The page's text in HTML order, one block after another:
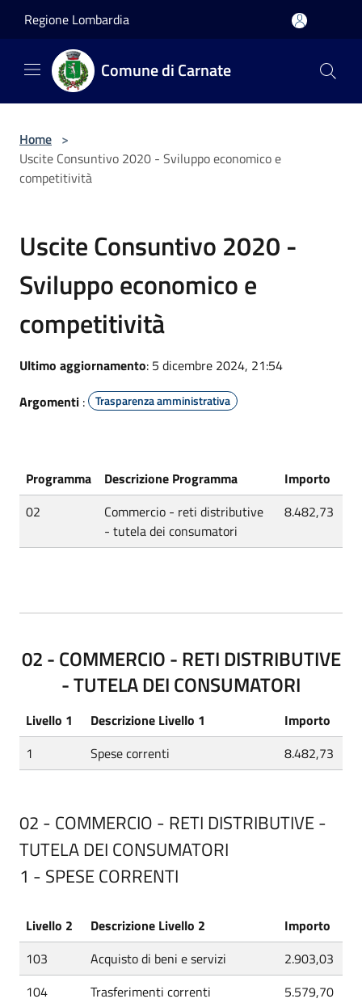
Regione Lombardia
Comune di Carnate
Home >
Uscite Consuntivo 2020 - Sviluppo economico e
competitività
Uscite Consuntivo 2020 -
Sviluppo economico e
competitività
Ultimo aggiornamento: 5 dicembre 2024, 21:54
Argomenti : Trasparenza amministrativa
Programma Descrizione Programma
Importo
02
Commercio - reti distributive
- tutela dei consumatori
8.482,73
02 - COMMERCIO - RETI DISTRIBUTIVE
- TUTELA DEI CONSUMATORI
Livello 1 Descrizione Livello 1
Importo
1
Spese correnti 8.482,73
02 - COMMERCIO - RETI DISTRIBUTIVE -
TUTELA DEI CONSUMATORI
1 - SPESE CORRENTI
Livello 2 Descrizione Livello 2
Importo
103
Acquisto di beni e servizi
2.903,03
104
Trasferimenti correnti 5.579,70